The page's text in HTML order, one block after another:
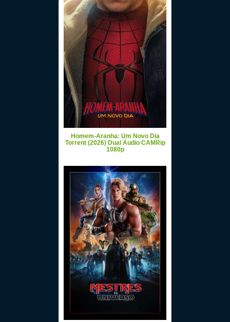
Homem-Aranha: Um Novo Dia
Torrent (2026) Dual Áudio CAMRip
1080p